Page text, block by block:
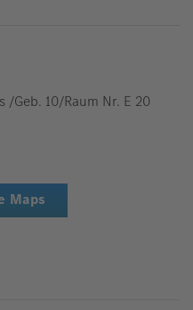
/Geb. 10/Raum Nr. E 20
Maps